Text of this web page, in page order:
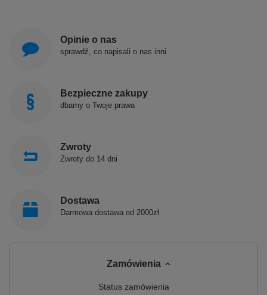
Opinie o nas
sprawdź, co napisali o nas inni
Bezpieczne zakupy
dbamy o Twoje prawa
Zwroty
Zwroty do 14 dni
Dostawa
Darmowa dostawa od 2000zł
Zamówienia
Status zamówienia